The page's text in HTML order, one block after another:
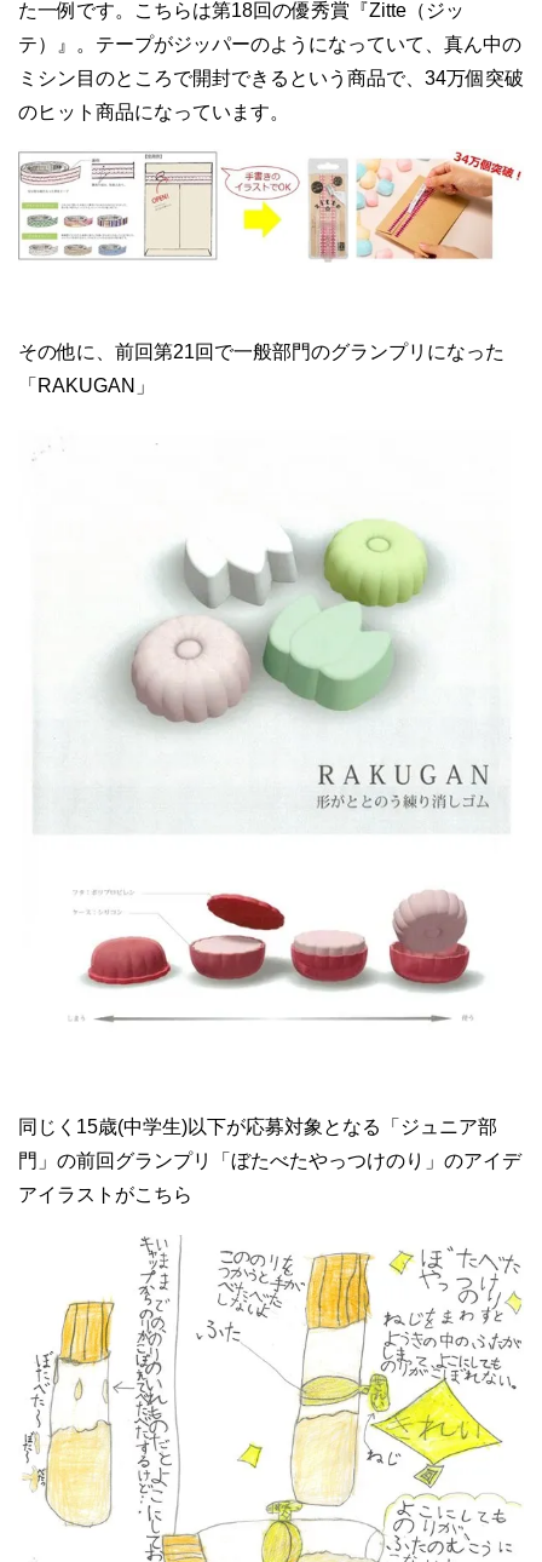
た一例です。こちらは第18回の優秀賞『Zitte（ジッ
テ）』。テープがジッパーのようになっていて、真ん中の
ミシン目のところで開封できるという商品で、34万個突破
のヒット商品になっています。
その他に、前回第21回で一般部門のグランプリになった
「RAKUGAN」
同じく15歳(中学生)以下が応募対象となる「ジュニア部
門」の前回グランプリ「ぼたべたやっつけのり」のアイデ
アイラストがこちら